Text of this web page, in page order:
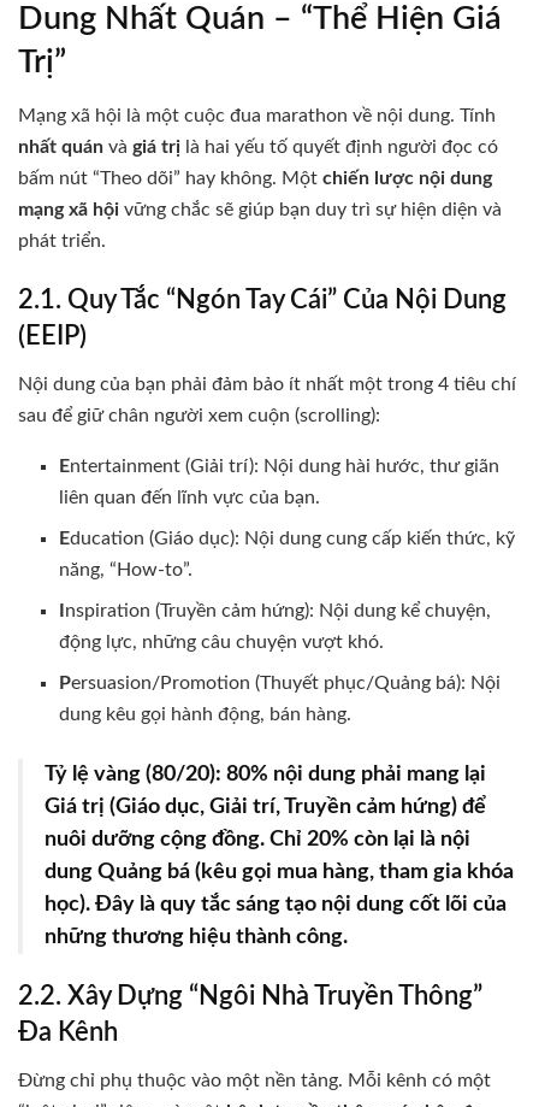
Dung Nhất Quán – “Thể Hiện Giá
Trị”
Mạng xã hội là một cuộc đua marathon về nội dung. Tính
nhất quán và giá trị là hai yếu tố quyết định người đọc có
bấm nút “Theo dõi” hay không. Một chiến lược nội dung
mạng xã hội vững chắc sẽ giúp bạn duy trì sự hiện diện và
phát triển.
2.1. Quy Tắc “Ngón Tay Cái” Của Nội Dung
(EEIP)
Nội dung của bạn phải đảm bảo ít nhất một trong 4 tiêu chí
sau để giữ chân người xem cuộn (scrolling):
Entertainment (Giải trí): Nội dung hài hước, thư giãn
liên quan đến lĩnh vực của bạn.
Education (Giáo dục): Nội dung cung cấp kiến thức, kỹ
năng, “How-to”.
Inspiration (Truyền cảm hứng): Nội dung kể chuyện,
động lực, những câu chuyện vượt khó.
Persuasion/Promotion (Thuyết phục/Quảng bá): Nội
dung kêu gọi hành động, bán hàng.
Tỷ lệ vàng (80/20): 80% nội dung phải mang lại
Giá trị (Giáo dục, Giải trí, Truyền cảm hứng) để
nuôi dưỡng cộng đồng. Chỉ 20% còn lại là nội
dung Quảng bá (kêu gọi mua hàng, tham gia khóa
học). Đây là quy tắc sáng tạo nội dung cốt lõi của
những thương hiệu thành công.
2.2. Xây Dựng “Ngôi Nhà Truyền Thông”
Đa Kênh
Đừng chỉ phụ thuộc vào một nền tảng. Mỗi kênh có một